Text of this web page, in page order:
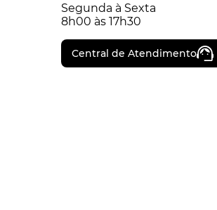
Segunda à Sexta
8h00 às 17h30
Central de Atendimento